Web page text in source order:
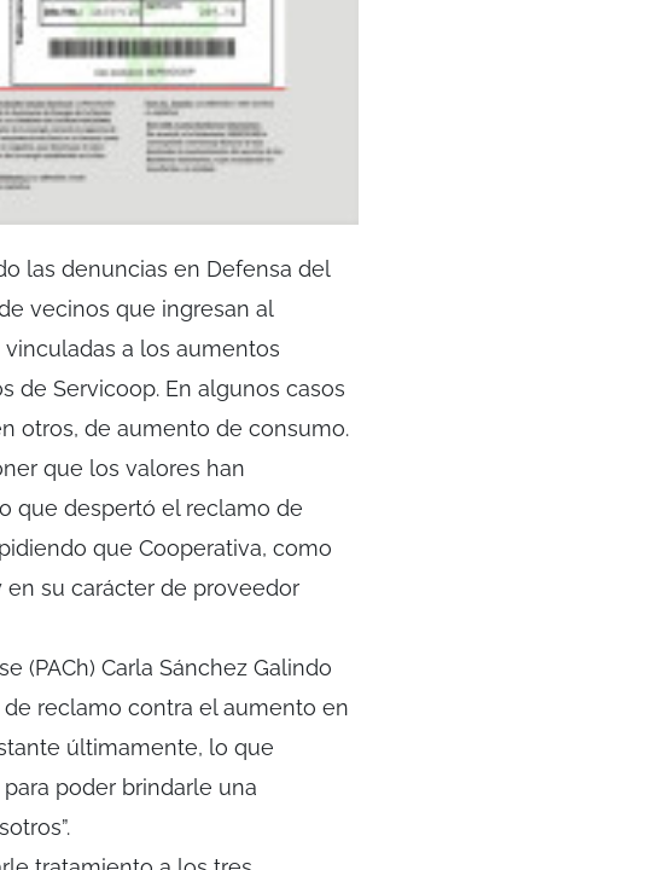
las denuncias en Defensa del
vecinos que ingresan al
a los aumentos
de Servicoop. En algunos casos
otros, de aumento de consumo.
que los valores han
que despertó el reclamo de
que Cooperativa, como
su carácter de proveedor
(PACh) Carla Sánchez Galindo
reclamo contra el aumento en
últimamente, lo que
poder brindarle una